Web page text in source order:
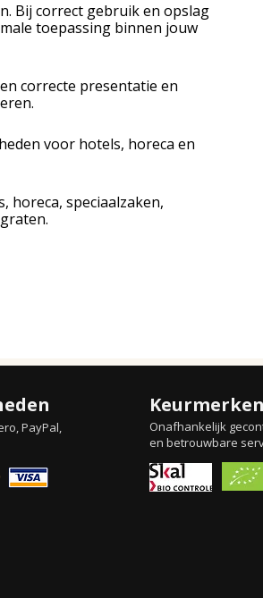
Bij correct gebruik en opslag
toepassing binnen jouw
correcte presentatie en
voor hotels, horeca en
horeca, speciaalzaken,
PayPal,
Keurmerken
Onafhankelijk
en betrouwbare